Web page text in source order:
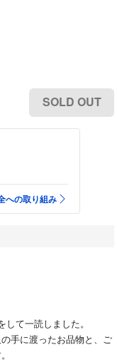
SOLD OUT
への取り組み
て一読しました。
手に渡ったお品物と、ご